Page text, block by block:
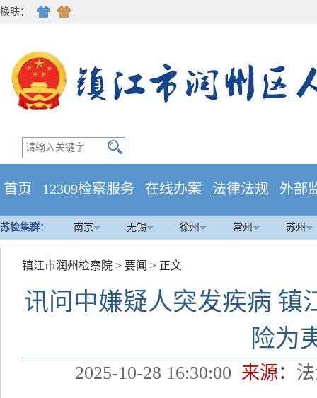
换肤：
首页 12309检察服务 在线办案 法律法规 外部
苏检集群： 南京 无锡 徐州 常州 苏州
镇江市润州检察院 > 要闻 > 正文
讯问中嫌疑人突发疾病 镇
险为
2025-10-28 16:30:00 来源：